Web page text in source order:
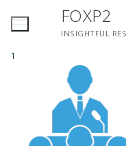
FOXP2
INSIGHTFUL
1